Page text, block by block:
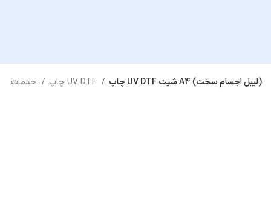
خدمات ایده چاپ چاپ UV DTF چاپ UV DTF شیت A4 (لیبل اجسام سخت)